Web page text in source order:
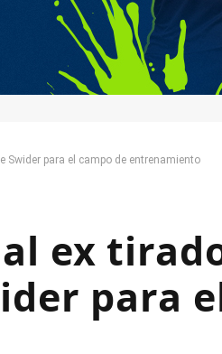
Swider para el campo de entrenamiento
ex
para